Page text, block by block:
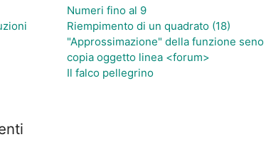
Numeri fino al 9
Riempimento di un quadrato (18)
"Approssimazione" della funzione seno
copia oggetto linea <forum>
Il falco pellegrino